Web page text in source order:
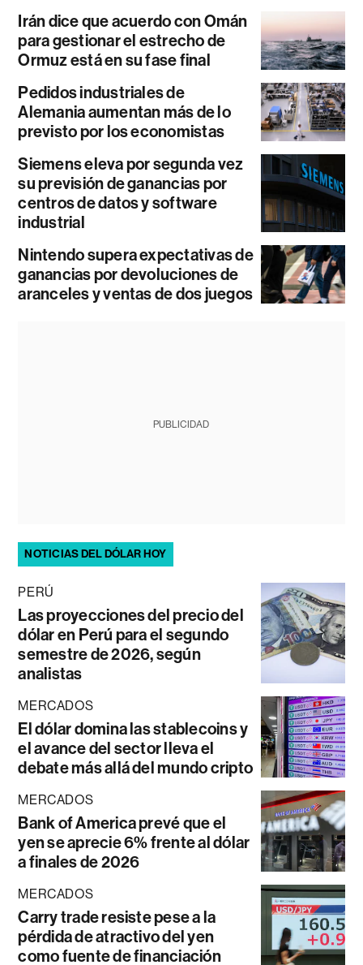
Irán dice que acuerdo con Omán
para gestionar el estrecho de
Ormuz está en su fase final
Pedidos industriales de
Alemania aumentan más de lo
previsto por los economistas
Siemens eleva por segunda vez
su previsión de ganancias por
centros de datos y software
industrial
Nintendo supera expectativas de
ganancias por devoluciones de
aranceles y ventas de dos juegos
PUBLICIDAD
NOTICIAS DEL DÓLAR HOY
PERÚ
Las proyecciones del precio del
dólar en Perú para el segundo
semestre de 2026, según
analistas
MERCADOS
El dólar domina las stablecoins y
el avance del sector lleva el
debate más allá del mundo cripto
MERCADOS
Bank of America prevé que el
yen se aprecie 6% frente al dólar
a finales de 2026
MERCADOS
Carry trade resiste pese a la
pérdida de atractivo del yen
como fuente de financiación